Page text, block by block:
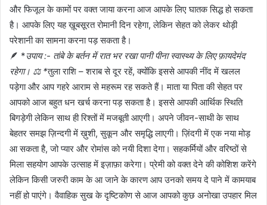
और फिजूल के कामों पर वक्त जाया करना आज आपके लिए घातक सिद्ध हो सकता
है। आपके लिए यह ख़ूबसूरत रोमानी दिन रहेगा, लेकिन सेहत को लेकर थोड़ी
परेशानी का सामना करना पड़ सकता है।
🪶 *उपाय :- तांबे के बर्तन में रात भर रखा पानी पीना स्वास्थ्य के लिए फ़ायदेमंद
रहेगा। ⚖️ *तुला राशि – शराब से दूर रहें, क्योंकि इससे आपकी नींद में खलल
पड़ेगा और आप गहरे आराम से महरूम रह सकते हैं। माता या पिता की सेहत पर
आपको आज बहुत धन खर्च करना पड़ सकता है। इससे आपकी आर्थिक स्थिति
बिगड़ेगी लेकिन साथ ही रिश्तों में मजबूती आएगी। अपने जीवन-साथी के साथ
बेहतर समझ ज़िन्दगी में ख़ुशी, सुकून और समृद्धि लाएगी। ज़िंदगी में एक नया मोड़
आ सकता है, जो प्यार और रोमांस को नयी दिशा देगा। सहकर्मियों और वरिष्ठों से
मिला सहयोग आपके उत्साह में इज़ाफ़ा करेगा। प्रेमी को वक्त देने की कोशिश करेंगे
लेकिन किसी जरुरी काम के आ जाने के कारण आप उनको समय दे पाने में कामयाब
नहीं हो पाएंगे। वैवाहिक सुख के दृष्टिकोण से आज आपको कुछ अनोखा उपहार मिल